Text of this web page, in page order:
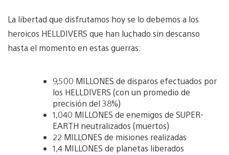
La libertad que disfrutamos hoy se lo debemos a los
heroicos HELLDIVERS que han luchado sin descanso
hasta el momento en estas guerras:
9,500 MILLONES de disparos efectuados por
los HELLDIVERS (con un promedio de
precisión del 38%)
1,040 MILLONES de enemigos de SUPER-
EARTH neutralizados (muertos)
22 MILLONES de misiones realizadas
1,4 MILLONES de planetas liberados